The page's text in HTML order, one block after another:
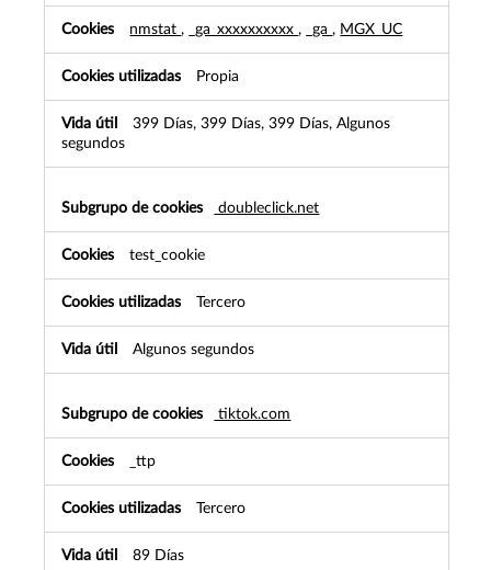
nmstat, _ga_xxxxxxxxxx, _ga, MGX_UC
Propia
399 Días, 399 Días, 399 Días, Algunos
segundos
doubleclick.net
test_cookie
Tercero
Algunos segundos
tiktok.com
_ttp
Tercero
89 Días